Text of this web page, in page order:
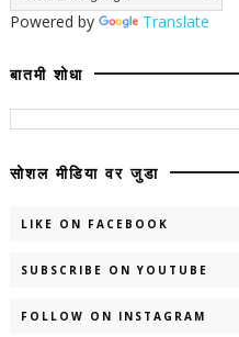
Powered by Translate
बातमी शोधा
सोशल मीडिया वर जुडा
LIKE ON FACEBOOK
SUBSCRIBE ON YOUTUBE
FOLLOW ON INSTAGRAM